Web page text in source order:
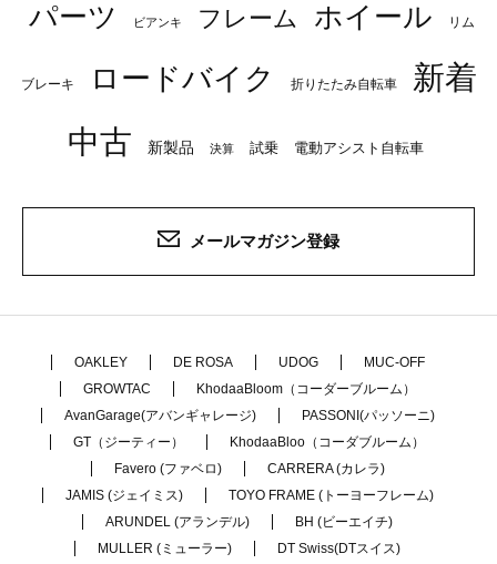
パーツ ビアンキ フレーム ホイール リム
ブレーキ ロードバイク 折りたたみ自転車
新着
中古
新製品 決算 試乗 電動アシスト自転車
メールマガジン登録
OAKLEY DE ROSA UDOG
MUC-OFF
GROWTAC
KhodaaBloom（コーダーブルーム）
AvanGarage(アバンギャレージ)
PASSONI(パッソーニ)
GT（ジーティー）
KhodaaBloo（コーダブルーム）
Favero (ファベロ)
CARRERA (カレラ)
JAMIS (ジェイミス)
TOYO FRAME (トーヨーフレーム)
ARUNDEL (アランデル)
BH (ビーエイチ)
MULLER (ミューラー)
DT Swiss(DTスイス)